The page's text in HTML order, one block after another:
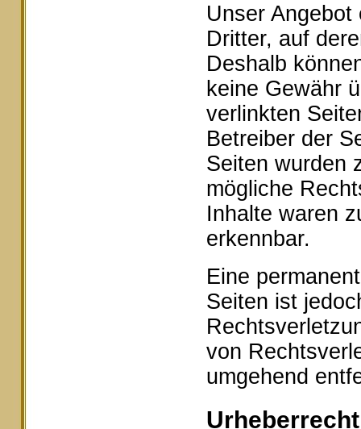
Unser
Dritter, auf
Deshalb
keine Gewähr
verlinkten
Betreiber der
Seiten wurden
mögliche
Inhalte waren
erkennbar.
Eine
Seiten ist
von
umgehend
Urheberrecht